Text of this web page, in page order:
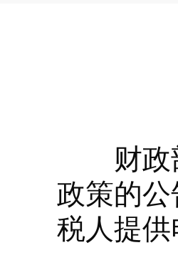
财政部
政策的公
税人提